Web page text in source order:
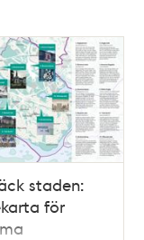
staden:
för